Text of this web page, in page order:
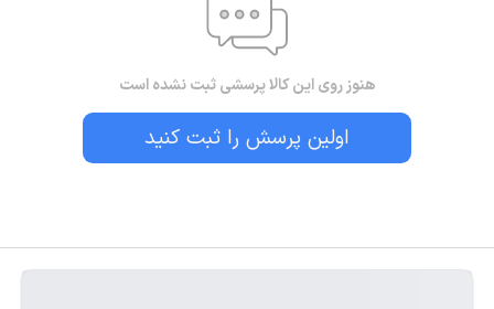
هنوز روی این کالا پرسشی ثبت نشده است
اولین پرسش را ثبت کنید